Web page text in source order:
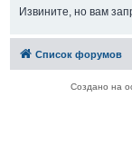
Извините, но вам
Список форумов
Создано на